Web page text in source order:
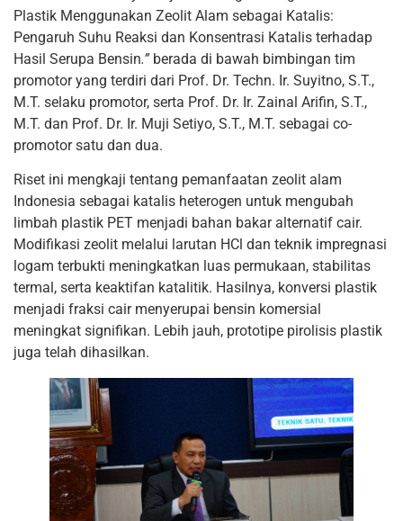
Plastik Menggunakan Zeolit Alam sebagai Katalis:
Pengaruh Suhu Reaksi dan Konsentrasi Katalis terhadap
Hasil Serupa Bensin.” berada di bawah bimbingan tim
promotor yang terdiri dari Prof. Dr. Techn. Ir. Suyitno, S.T.,
M.T. selaku promotor, serta Prof. Dr. Ir. Zainal Arifin, S.T.,
M.T. dan Prof. Dr. Ir. Muji Setiyo, S.T., M.T. sebagai co-
promotor satu dan dua.
Riset ini mengkaji tentang pemanfaatan zeolit alam
Indonesia sebagai katalis heterogen untuk mengubah
limbah plastik PET menjadi bahan bakar alternatif cair.
Modifikasi zeolit melalui larutan HCl dan teknik impregnasi
logam terbukti meningkatkan luas permukaan, stabilitas
termal, serta keaktifan katalitik. Hasilnya, konversi plastik
menjadi fraksi cair menyerupai bensin komersial
meningkat signifikan. Lebih jauh, prototipe pirolisis plastik
juga telah dihasilkan.